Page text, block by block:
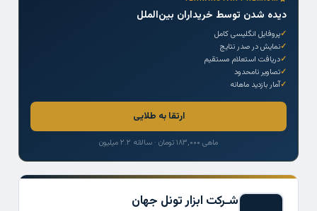
شـرکت ابزار تونل جهان
دیده شدن توسط خریداران بین‌الملل
پروفایل انگلیسی کامل
نمایش در صدر نتایج
دریافت استعلام مستقیم
تصاویر نامحدود
آمار بازدید ماهانه
ارتقا به طلایی
ماهی ۱۸۳,۰۰۰ تومان · سالانه ۲.۲ میلیون